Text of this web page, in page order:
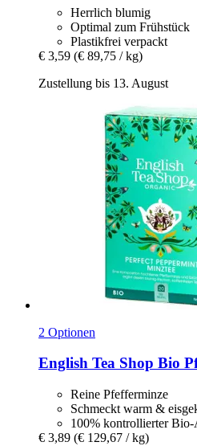
Herrlich blumig
Optimal zum Frühstück
Plastikfrei verpackt
€ 3,59 (€ 89,75 / kg)
Zustellung bis 13. August
2 Optionen
English Tea Shop Bio
Reine Pfefferminze
Schmeckt warm &
100% kontrollierter Bio-
€ 3,89 (€ 129,67 / kg)